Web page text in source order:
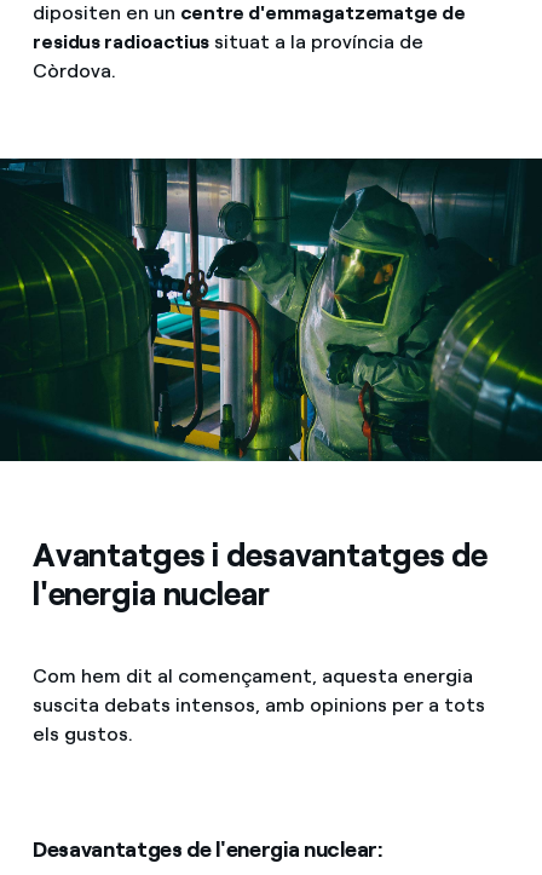
dipositen en un centre d'emmagatzematge de
residus radioactius situat a la província de
Còrdova.
Avantatges i desavantatges de
l'energia nuclear
Com hem dit al començament, aquesta energia
suscita debats intensos, amb opinions per a tots
els gustos.
Desavantatges de l'energia nuclear: